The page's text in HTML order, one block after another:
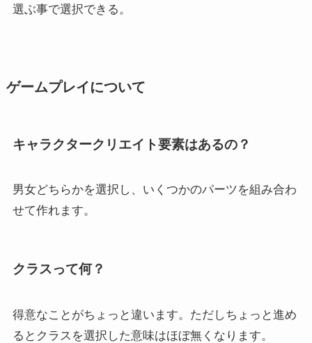
選ぶ事で選択できる。
ゲームプレイについて
キャラクタークリエイト要素はあるの？
男女どちらかを選択し、いくつかのパーツを組み合わ
せて作れます。
クラスって何？
得意なことがちょっと違います。ただしちょっと進め
るとクラスを選択した意味はほぼ無くなります。